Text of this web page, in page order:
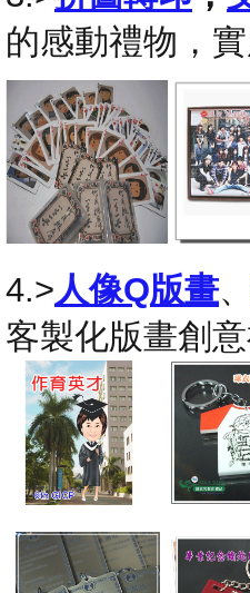
的感動禮物，
4.>人像Q版畫、
客製化版畫創意